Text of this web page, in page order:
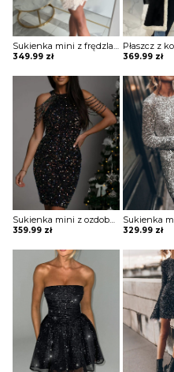
Sukienka mini z frędzlami na spódnicy Potita
349.99 zł 369.99 zł
Sukienka mini z ozdobnymi pagonami Rosia
359.99 zł 329.99 zł